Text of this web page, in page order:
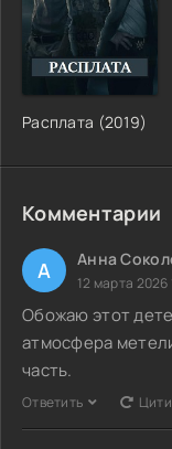
Расплата (2019)
Комментарии
А Анна
12 марта 2026
Обожаю этот
атмосфера
часть.
Ответить